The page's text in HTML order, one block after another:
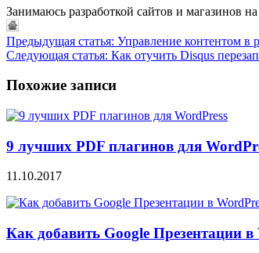
Занимаюсь разработкой сайтов и магазинов
Предыдущая статья: Управление контентом в
Следующая статья: Как отучить Disqus
Похожие записи
9 лучших PDF плагинов для
11.10.2017
Как добавить Google Презентации в